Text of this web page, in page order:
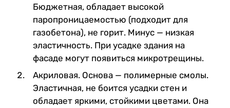
Бюджетная, обладает высокой
паропроницаемостью (подходит для
газобетона), не горит. Минус — низкая
эластичность. При усадке здания на
фасаде могут появиться микротрещины.
Акриловая. Основа — полимерные смолы.
Эластичная, не боится усадки стен и
обладает яркими, стойкими цветами. Она